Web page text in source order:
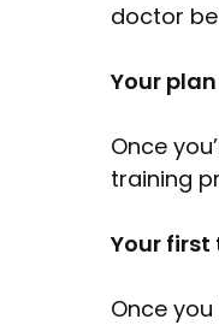
doctor
Your plan
Once
training
Your
Once